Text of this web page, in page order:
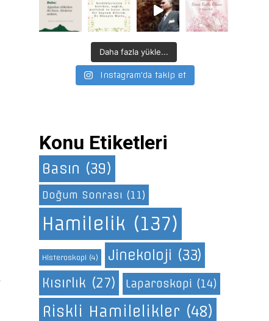
Daha fazla yükle...
Instagram'da takip et
Konu Etiketleri
Basın (39)
Doğum Sonrası (11)
Hamilelik (137)
Histeroskopi (4) Jinekoloji (33)
Kısırlık (27) Laparoskopi (14)
Riskli Hamilelikler (48)